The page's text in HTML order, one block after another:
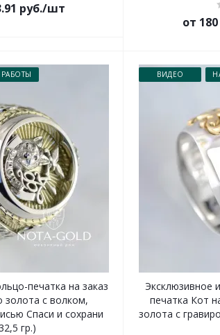
руб./шт
от
печатка на заказ
золота с волком,
Спаси и сохрани
гр.)
ВИДЕО
Эксклюзивное
печатка Кот
золота с